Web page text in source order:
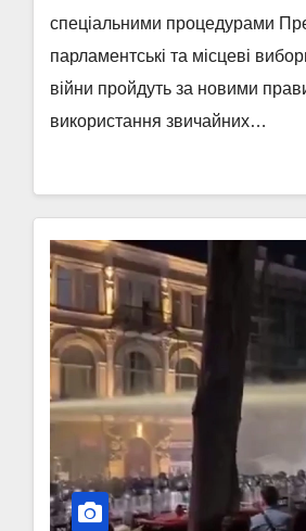
спеціальними процедурами
парламентські та місцеві
війни пройдуть за новими
використання звичайних…